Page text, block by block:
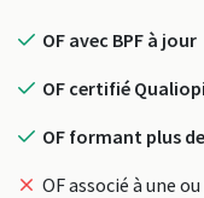
OF avec BPF à jour
OF certifié Qualiopi
OF formant plus
OF associé à une